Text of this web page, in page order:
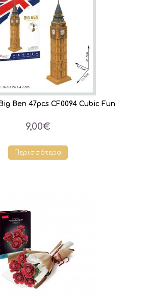
Ben 47pcs CF0094 Cubic Fun
9,00€
Περισσότερα